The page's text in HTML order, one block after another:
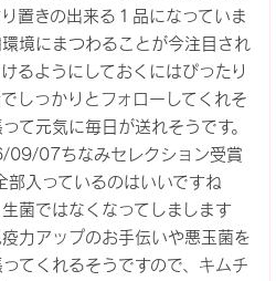
置きの出来る１品になっていま
境にまつわることが今注目され
るようにしておくにはぴったり
しっかりとフォローしてくれそ
て元気に毎日が送れそうです。
09/07ちなみセレクション受賞
入っているのはいいですね
菌ではなくなってしまします
力アップのお手伝いや悪玉菌を
てくれるそうですので、キムチ